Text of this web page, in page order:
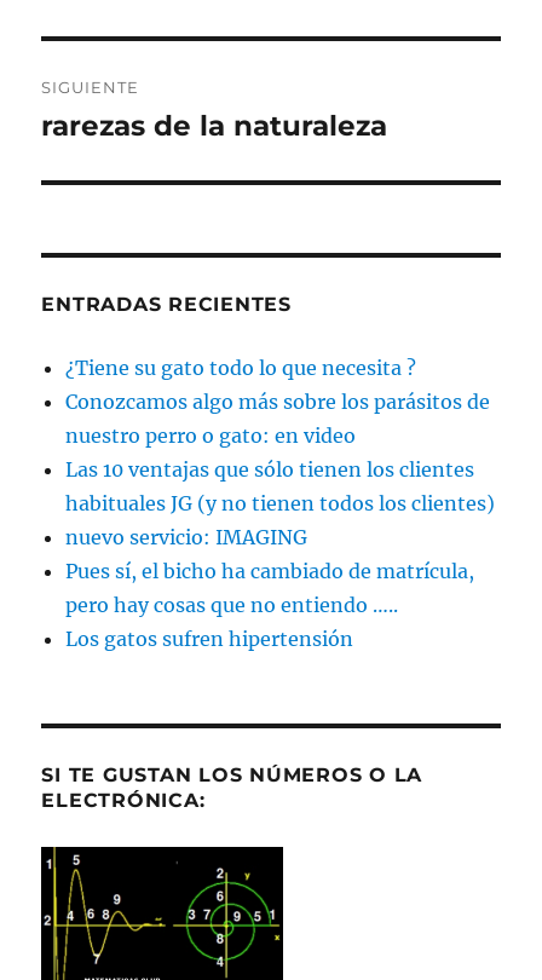
SIGUIENTE
Entrada
rarezas de la naturaleza
ENTRADAS RECIENTES
¿Tiene su gato todo lo que necesita ?
Conozcamos algo más sobre los parásitos de
nuestro perro o gato: en video
Las 10 ventajas que sólo tienen los clientes
habituales JG (y no tienen todos los clientes)
nuevo servicio: IMAGING
Pues sí, el bicho ha cambiado de matrícula,
pero hay cosas que no entiendo …..
Los gatos sufren hipertensión
SI TE GUSTAN LOS NÚMEROS O LA
ELECTRÓNICA: